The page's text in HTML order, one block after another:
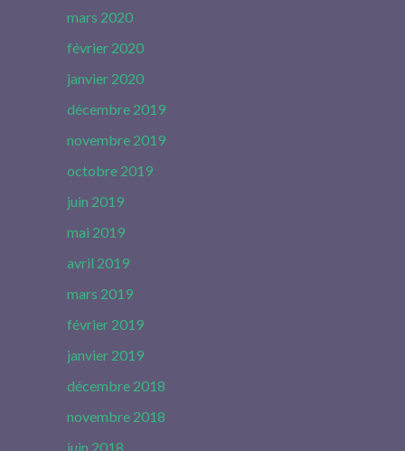
mars 2020
février 2020
janvier 2020
décembre 2019
novembre 2019
octobre 2019
juin 2019
mai 2019
avril 2019
mars 2019
février 2019
janvier 2019
décembre 2018
novembre 2018
juin 2018